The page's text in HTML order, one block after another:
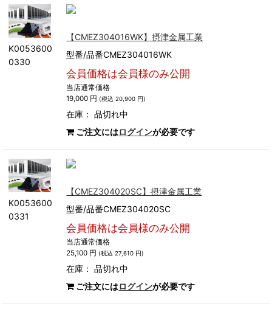
K0053600
0330
【CMEZ304016WK】摂津金属工業
型番/品番CMEZ304016WK
会員価格は会員様のみ公開
当店通常価格
19,000 円 (税込 20,900 円)
在庫：品切れ中
ご注文にはログインが必要です
K0053600
0331
【CMEZ304020SC】摂津金属工業
型番/品番CMEZ304020SC
会員価格は会員様のみ公開
当店通常価格
25,100 円 (税込 27,610 円)
在庫：品切れ中
ご注文にはログインが必要です